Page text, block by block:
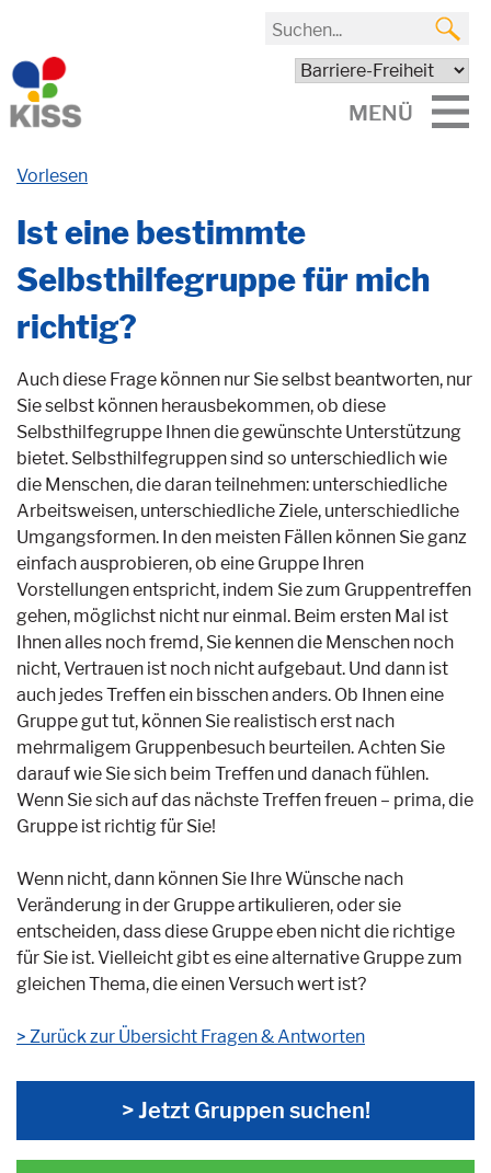
MENÜ
Vorlesen
Ist eine bestimmte
Selbsthilfegruppe für mich
richtig?
Auch diese Frage können nur Sie selbst beantworten, nur
Sie selbst können herausbekommen, ob diese
Selbsthilfegruppe Ihnen die gewünschte Unterstützung
bietet. Selbsthilfegruppen sind so unterschiedlich wie
die Menschen, die daran teilnehmen: unterschiedliche
Arbeitsweisen, unterschiedliche Ziele, unterschiedliche
Umgangsformen. In den meisten Fällen können Sie ganz
einfach ausprobieren, ob eine Gruppe Ihren
Vorstellungen entspricht, indem Sie zum Gruppentreffen
gehen, möglichst nicht nur einmal. Beim ersten Mal ist
Ihnen alles noch fremd, Sie kennen die Menschen noch
nicht, Vertrauen ist noch nicht aufgebaut. Und dann ist
auch jedes Treffen ein bisschen anders. Ob Ihnen eine
Gruppe gut tut, können Sie realistisch erst nach
mehrmaligem Gruppenbesuch beurteilen. Achten Sie
darauf wie Sie sich beim Treffen und danach fühlen.
Wenn Sie sich auf das nächste Treffen freuen – prima, die
Gruppe ist richtig für Sie!
Wenn nicht, dann können Sie Ihre Wünsche nach
Veränderung in der Gruppe artikulieren, oder sie
entscheiden, dass diese Gruppe eben nicht die richtige
für Sie ist. Vielleicht gibt es eine alternative Gruppe zum
gleichen Thema, die einen Versuch wert ist?
Zurück zur Übersicht Fragen & Antworten
> Jetzt Gruppen suchen!